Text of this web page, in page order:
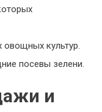
культур.
посевы зелени.
и